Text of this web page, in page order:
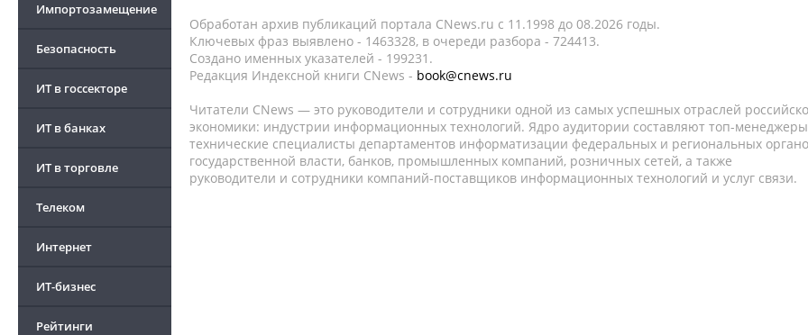
Импортозамещение
Безопасность
ИТ в госсекторе
ИТ в банках
ИТ в торговле
Телеком
Интернет
ИТ-бизнес
Рейтинги
Обработан архив публикаций портала CNews.ru c 11.1998 до 08.2026 годы.
Ключевых фраз выявлено - 1463328, в очереди разбора - 724413.
Создано именных указателей - 199231.
Редакция Индексной книги CNews - book@cnews.ru
Читатели CNews — это руководители и сотрудники одной из самых успешных отраслей
экономики: индустрии информационных технологий. Ядро аудитории составляют топ-
технические специалисты департаментов информатизации федеральных и региональных
государственной власти, банков, промышленных компаний, розничных сетей, а также
руководители и сотрудники компаний-поставщиков информационных технологий и услуг связи.